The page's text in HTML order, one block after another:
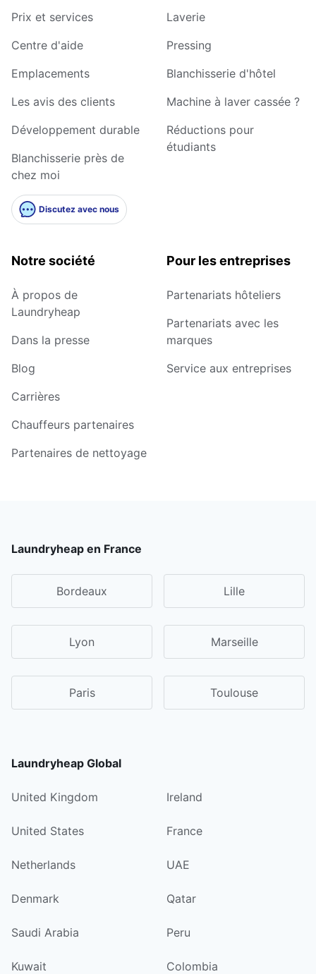
Prix et services
Centre d'aide
Emplacements
Les avis des clients
Développement durable
Blanchisserie près de
chez moi
Discutez avec nous
Laverie
Pressing
Blanchisserie d'hôtel
Machine à laver cassée ?
Réductions pour
étudiants
Notre société
À propos de
Laundryheap
Dans la presse
Blog
Carrières
Chauffeurs partenaires
Partenaires de nettoyage
Pour les entreprises
Partenariats hôteliers
Partenariats avec les
marques
Service aux entreprises
Laundryheap en France
Bordeaux Lille
Lyon Marseille
Paris Toulouse
Laundryheap Global
United Kingdom Ireland
United States France
Netherlands UAE
Denmark Qatar
Saudi Arabia Peru
Kuwait Colombia